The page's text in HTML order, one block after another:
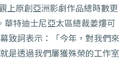
上原創亞洲影劇作品總時數更
華特迪士尼亞太區總裁姜熡可
致詞表示：「今年，對我們來
是透過我們屢獲殊榮的工作室